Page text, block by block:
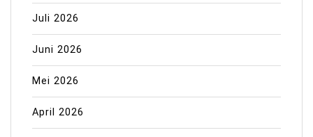
Juli 2026
Juni 2026
Mei 2026
April 2026